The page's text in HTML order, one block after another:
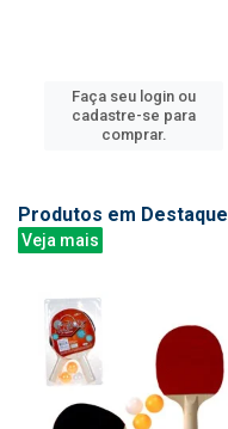
Faça seu login ou
cadastre-se para
comprar.
Produtos em Destaque
Veja mais